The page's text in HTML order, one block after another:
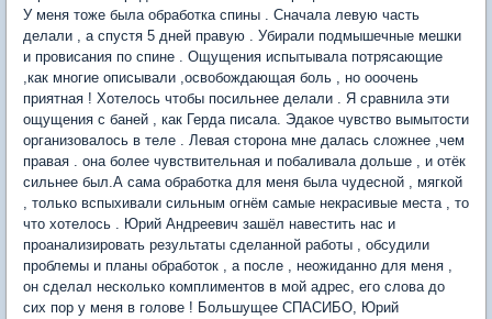
У меня тоже была обработка спины . Сначала левую часть
делали , а спустя 5 дней правую . Убирали подмышечные мешки
и провисания по спине . Ощущения испытывала потрясающие
,как многие описывали ,освобождающая боль , но ооочень
приятная ! Хотелось чтобы посильнее делали . Я сравнила эти
ощущения с баней , как Герда писала. Эдакое чувство вымытости
организовалось в теле . Левая сторона мне далась сложнее ,чем
правая . она более чувствительная и побаливала дольше , и отёк
сильнее был.А сама обработка для меня была чудесной , мягкой
, только вспыхивали сильным огнём самые некрасивые места , то
что хотелось . Юрий Андреевич зашёл навестить нас и
проанализировать результаты сделанной работы , обсудили
проблемы и планы обработок , а после , неожиданно для меня ,
он сделал несколько комплиментов в мой адрес, его слова до
сих пор у меня в голове ! Большущее СПАСИБО, Юрий